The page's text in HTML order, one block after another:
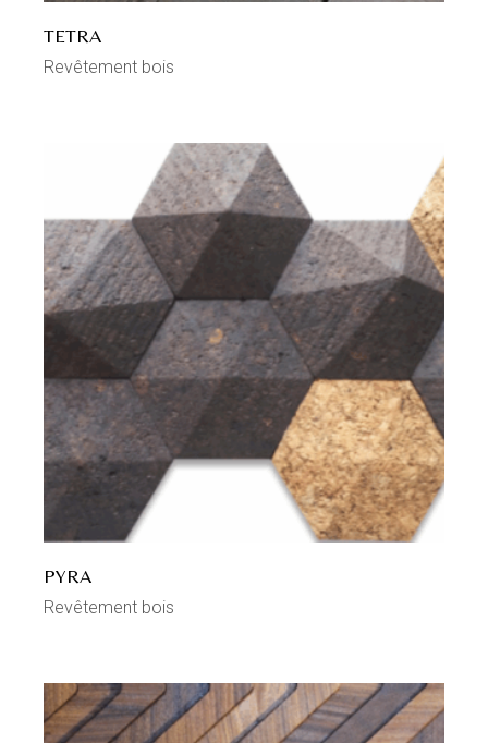
TETRA
Revêtement bois
PYRA
Revêtement bois